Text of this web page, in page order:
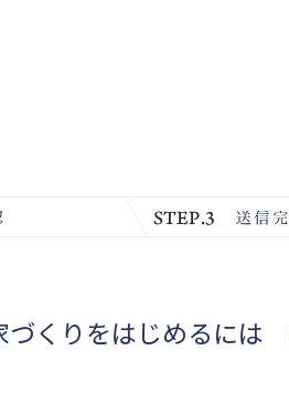
づくりをはじめるには